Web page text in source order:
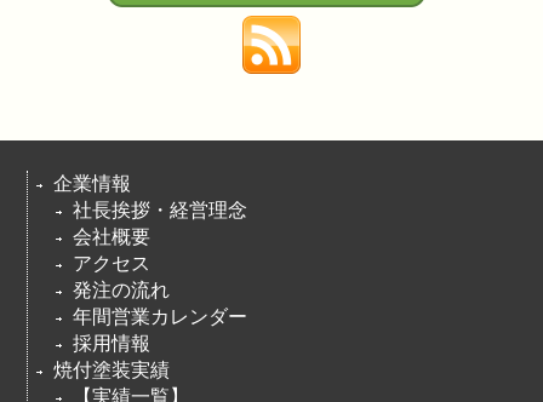
企業情報
社長挨拶・経営理念
会社概要
アクセス
発注の流れ
年間営業カレンダー
採用情報
焼付塗装実績
【実績一覧】